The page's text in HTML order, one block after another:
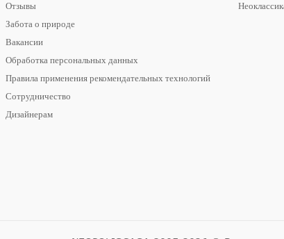
Отзывы
Забота о природе
Вакансии
Обработка персональных данных
Правила применения рекомендательных технологий
Сотрудничество
Дизайнерам